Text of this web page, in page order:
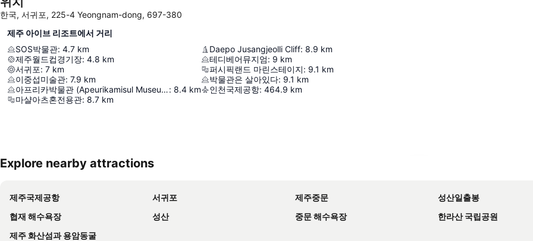
한국, 서귀포, 225-4 Yeongnam-dong, 697-380
제주 아이브 리조트에서 거리
SOS박물관: 4.7 km
제주월드컵경기장: 4.8 km
서귀포: 7 km
이중섭미술관: 7.9 km
아프리카박물관 (Apeurikamisul Museum): 8.4 km
마샬아츠혼전용관: 8.7 km
Daepo Jusangjeolli Cliff: 8.9 km
테디베어뮤지엄: 9 km
퍼시픽랜드 마린스테이지: 9.1 km
박물관은 살아있다: 9.1 km
인천국제공항: 464.9 km
Explore nearby attractions
제주국제공항 서귀포 제주중문
성산일출봉
협재 해수욕장
성산 중문 해수욕장
한라산 국립공원
제주 화산섬과 용암동굴